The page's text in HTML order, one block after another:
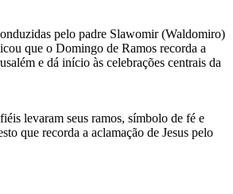
pelo padre Slawomir (Waldomiro)
que o Domingo de Ramos recorda a
e dá início às celebrações centrais da
levaram seus ramos, símbolo de fé e
que recorda a aclamação de Jesus pelo